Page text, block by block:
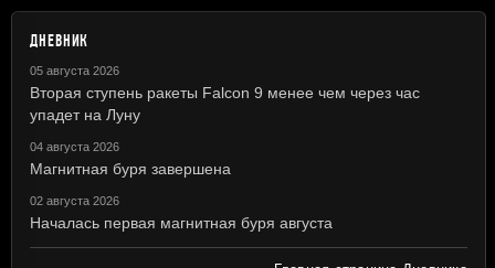
ДНЕВНИК
05 августа 2026
Вторая ступень ракеты Falcon 9 менее чем через час
упадет на Луну
04 августа 2026
Магнитная буря завершена
02 августа 2026
Началась первая магнитная буря августа